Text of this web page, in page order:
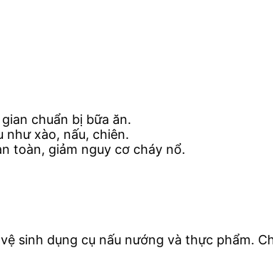
chuẩn bị bữa ăn.
như xào, nấu, chiên.
toàn, giảm nguy cơ cháy nổ.
sinh dụng cụ nấu nướng và thực phẩm.